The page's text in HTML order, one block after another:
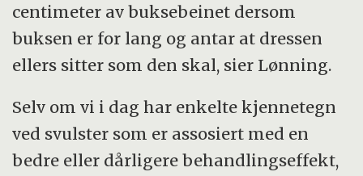
centimeter av buksebeinet dersom
buksen er for lang og antar at dressen
ellers sitter som den skal, sier Lønning.
Selv om vi i dag har enkelte kjennetegn
ved svulster som er assosiert med en
bedre eller dårligere behandlingseffekt,